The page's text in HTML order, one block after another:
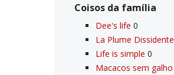
Coisos da famí­lia
Dee's life 0
La Plume Dissidente
Life is simple 0
Macacos sem galho